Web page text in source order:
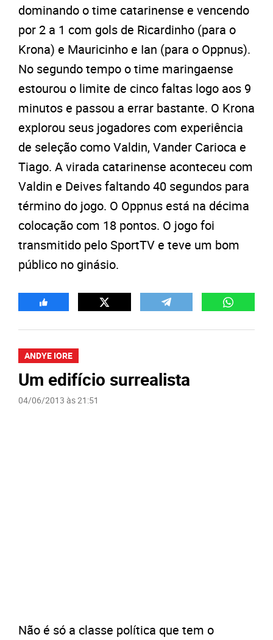
dominando o time catarinense e vencendo
por 2 a 1 com gols de Ricardinho (para o
Krona) e Mauricinho e Ian (para o Oppnus).
No segundo tempo o time maringaense
estourou o limite de cinco faltas logo aos 9
minutos e passou a errar bastante. O Krona
explorou seus jogadores com experiência
de seleção como Valdin, Vander Carioca e
Tiago. A virada catarinense aconteceu com
Valdin e Deives faltando 40 segundos para
término do jogo. O Oppnus está na décima
colocação com 18 pontos. O jogo foi
transmitido pelo SportTV e teve um bom
público no ginásio.
ANDYE IORE
Um edifício surrealista
04/06/2013 às 21:51
Não é só a classe política que tem o